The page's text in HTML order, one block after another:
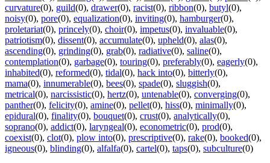
curvature(0), guild(0), drawer(0), racist(0), ribbon(0), butyl(0),
noisy(0), pore(0), equalization(0), inviting(0), hamburger(0),
proletariat(0), princely(0), choir(0), impetus(0), invaluable(0),
patriotism(0), dissent(0), accumulate(0), upheld(0), alas(0),
ascending(0), grinding(0), grab(0), radiative(0), saline(0),
contemplation(0), garbage(0), touring(0), preferably(0), eagerly(0),
inhabited(0), reformed(0), tidal(0), hack into(0), bitterly(0),
mama(0), innumerable(0), bees(0), spade(0), sluggish(0),
metrical(0), narcissistic(0), hertz(0), untenable(0), converging(0),
panther(0), felicity(0), amine(0), pellet(0), hiss(0), minimally(0),
epidural(0), finality(0), bouquet(0), crust(0), analytically(0),
soprano(0), addict(0), laryngeal(0), econometric(0), prod(0),
coexist(0), clot(0), plow into(0), prescriptive(0), rake(0), booked(0),
igneous(0), blinding(0), alfalfa(0), cartel(0), taps(0), subculture(0)